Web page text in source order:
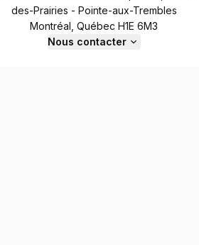
des-Prairies - Pointe-aux-Trembles
Montréal, Québec H1E 6M3
Nous contacter